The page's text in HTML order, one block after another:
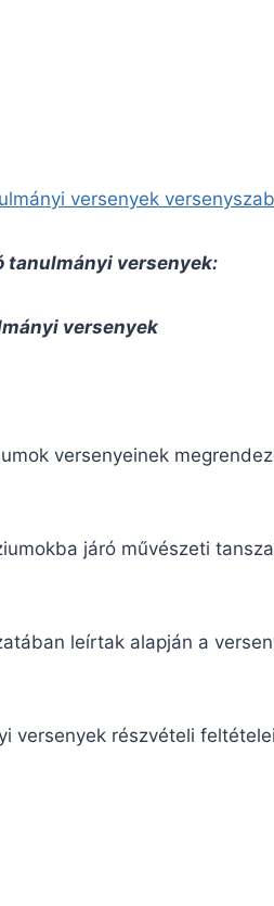
versenyek
tanulmányi versenyek:
versenyek
versenyeinek
járó művészeti
leírtak alapján a
részvételi